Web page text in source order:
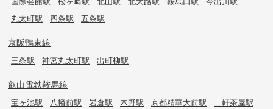
丸太町駅
四条駅 五条駅
京阪鴨東線
三条駅 神宮丸太町駅 出町柳駅
叡山電鉄鞍馬線
宝ヶ池駅 八幡前駅 岩倉駅 木野駅 京都精華大前駅
二軒茶屋駅